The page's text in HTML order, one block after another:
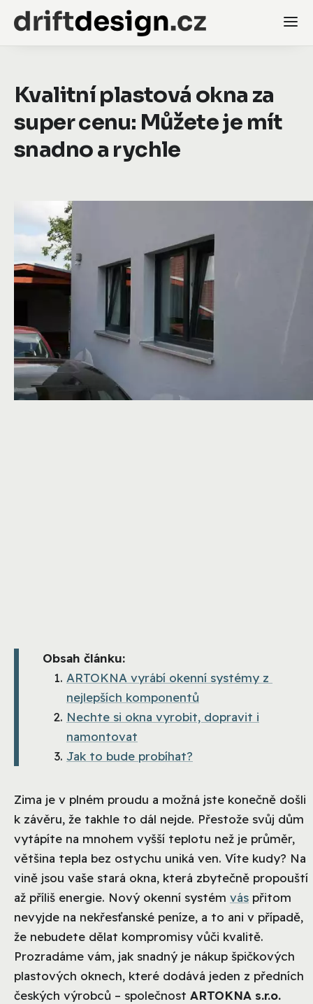
Kvalitní plastová okna za
super cenu: Můžete je mít
snadno a rychle
Obsah článku:
ARTOKNA vyrábí okenní systémy z
nejlepších komponentů
Nechte si okna vyrobit, dopravit i
namontovat
Jak to bude probíhat?
Zima je v plném proudu a možná jste konečně došli
k závěru, že takhle to dál nejde. Přestože svůj dům
vytápíte na mnohem vyšší teplotu než je průměr,
většina tepla bez ostychu uniká ven. Víte kudy? Na
vině jsou vaše stará okna, která zbytečně propouští
až příliš energie. Nový okenní systém vás přitom
nevyjde na nekřesťanské peníze, a to ani v případě,
že nebudete dělat kompromisy vůči kvalitě.
Prozradáme vám, jak snadný je nákup špičkových
plastových oknech, které dodává jeden z předních
českých výrobců – společnost ARTOKNA s.r.o.